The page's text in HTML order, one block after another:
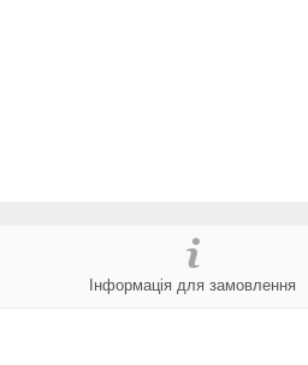
Інформація для замовлення